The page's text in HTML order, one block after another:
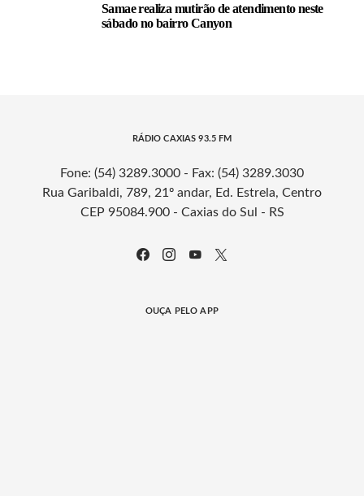
Samae realiza mutirão de atendimento neste
sábado no bairro Canyon
RÁDIO CAXIAS 93.5 FM
Fone: (54) 3289.3000 - Fax: (54) 3289.3030
Rua Garibaldi, 789, 21º andar, Ed. Estrela, Centro
CEP 95084.900 - Caxias do Sul - RS
OUÇA PELO APP